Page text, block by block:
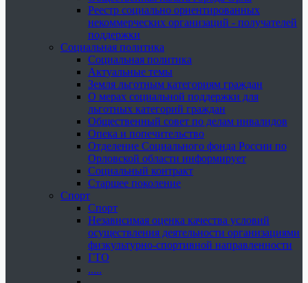
Реестр социально ориентированных
некоммерческих организаций - получателей
поддержки
Социальная политика
Социальная политика
Актуальные темы
Земля льготным категориям граждан
О мерах социальной поддержки для
льготных категорий граждан
Общественный совет по делам инвалидов
Опека и попечительство
Отделение Социального фонда России по
Орловской области информирует
Социальный контракт
Старшее поколение
Спорт
Спорт
Независимая оценка качества условий
осуществления деятельности организациями
физкультурно-спортивной направленности
ГТО
.....